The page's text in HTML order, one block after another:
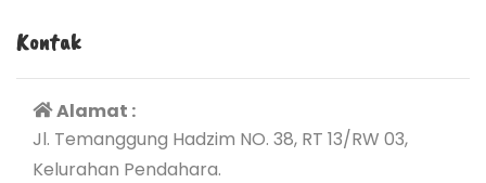
Kontak
Alamat :
Jl. Temanggung Hadzim NO. 38, RT 13/RW 03,
Kelurahan Pendahara.